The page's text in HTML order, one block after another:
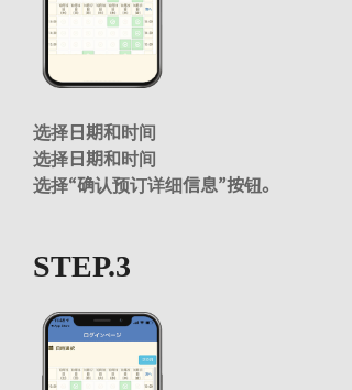
选择日期和时间
选择日期和时间
选择“确认预订详细信息”按钮。
STEP.3